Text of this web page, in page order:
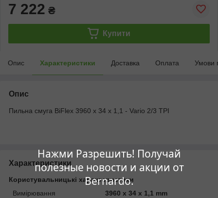
Нажми Разрешить! Получай
полезные новости и акции от
Bernardo.
7 222 ₴
Купити
Опис Характеристики Доставка Оплата Умови
Опис
Пильна смуга BiFlex 3960 x 34 x 1,1 - Vario 2/3 TPI
Характеристики
Користувальницькі характеристики
Вимірювання
3960 x 34 x 1,1 mm